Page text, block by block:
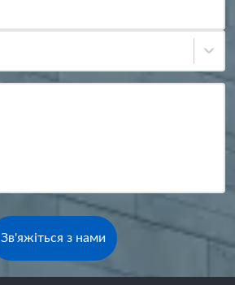
Зв'яжіться з нами